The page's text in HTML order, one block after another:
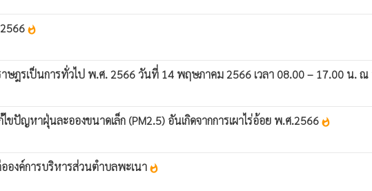
whatshot
าษฎรเป็นการทั่วไป พ.ศ. 2566 วันที่ 14 พฤษภาคม 2566 เวลา 08.00 – 17.00 น.
ขปัญหาฝุ่นละอองขนาดเล็ก (PM2.5) อันเกิดจากการเผาไร่อ้อย พ.ศ.2566 whatshot
องค์การบริหารส่วนตำบลพะเนา whatshot